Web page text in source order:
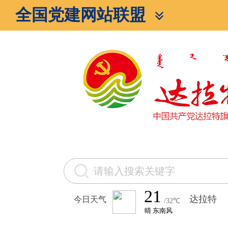
全国党建网站联盟
今日天气